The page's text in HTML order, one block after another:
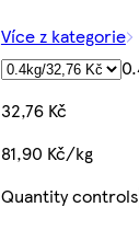
Více z kategorie
32,76 Kč
81,90 Kč/kg
Quantity controls